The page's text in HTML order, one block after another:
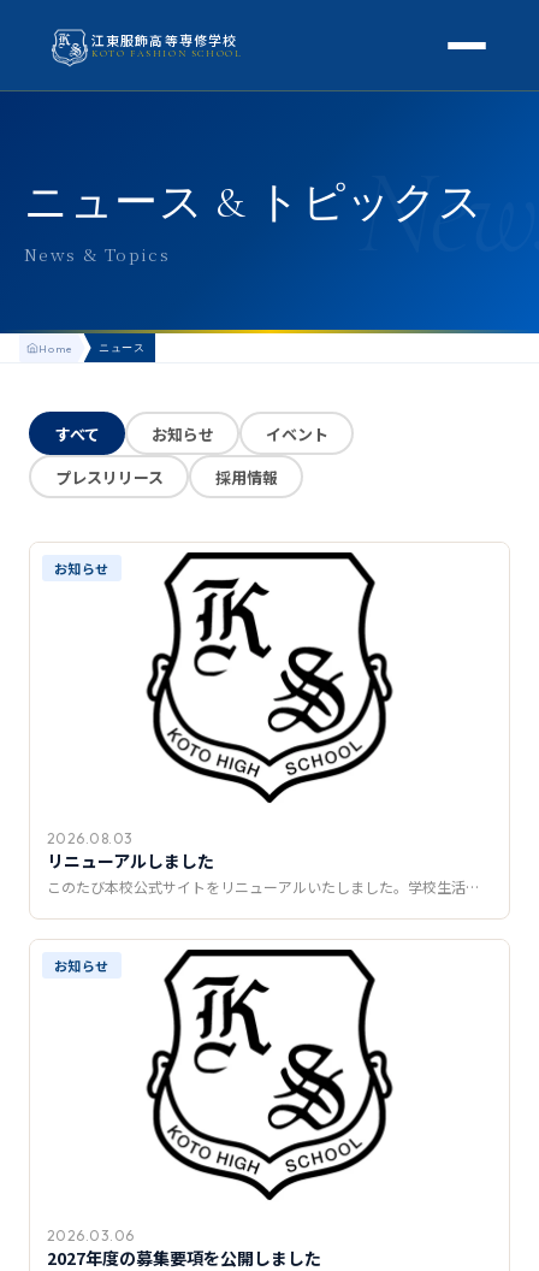
江東服飾高等専修学校
KOTO FASHION SCHOOL
アクセス
よくある質問
スクールライフ
生徒の1日
KOTO COLLECTION
卒業生インタビュー
募集要項
学費・助成金
推薦制度
転入学・編入学
オープンキャンパス
ニュース & トピックス
News & Topics
Home ニュース
すべて お知らせ
イベント
プレスリリース
採用情報
お知らせ
2026.08.03
リニューアルしました
このたび本校公式サイトをリニューアルいたしました。学校生活…
お知らせ
2026.03.06
2027年度の募集要項を公開しました